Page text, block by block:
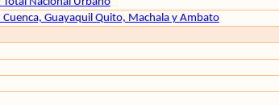
Guayaquil Quito, Machala y Ambato